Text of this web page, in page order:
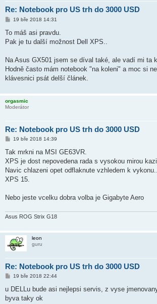
Re: Notebook pro US trh do 3000 USD
P
í
p
e
k
19 bře 2018 14:31
To máš asi pravdu.
Pak je tu další možnost Dell XPS..
Na Asus GX501 jsem se díval také, ale vadí mi ta
Hodně často mám notebook "na koleni" a moc si
klávesnici psát delší článek.
orgasmic
Moderátor
Re: Notebook pro US trh do 3000 USD
P
í
p
ě
e
19 bře 2018 14:39
Tak mrkni na MSI GE63VR.
XPS je dost nepovedena rada s vysokou mirou
Navic chlazeni opet odflaknute vzhledem k
XPS 15.
Nebo jeste vcelku dobra volba je Gigabyte Aero
Asus ROG Strix G18
leon
guru
Re: Notebook pro US trh do 3000 USD
P
í
p
19 bře 2018 22:44
u DELLu bude asi nejlepsi servis, z vyse
byva taky ok